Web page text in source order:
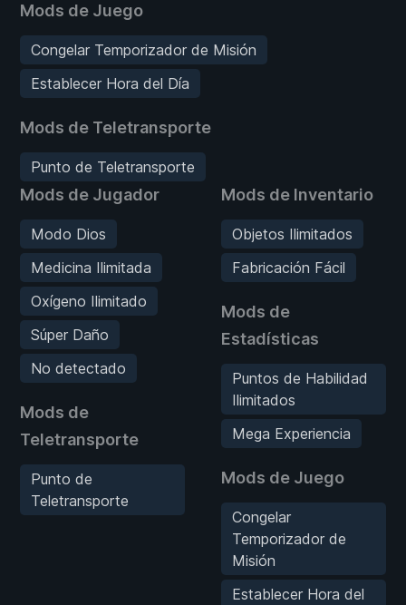
Mods de Juego
Congelar Temporizador de Misión
Establecer Hora del Día
Mods de Teletransporte
Punto de Teletransporte
Mods de Jugador
Modo Dios
Medicina Ilimitada
Oxígeno Ilimitado
Súper Daño
No detectado
Mods de
Teletransporte
Punto de
Teletransporte
Mods de Inventario
Objetos Ilimitados
Fabricación Fácil
Mods de
Estadísticas
Puntos de Habilidad
Ilimitados
Mega Experiencia
Mods de Juego
Congelar
Temporizador de
Misión
Establecer Hora del